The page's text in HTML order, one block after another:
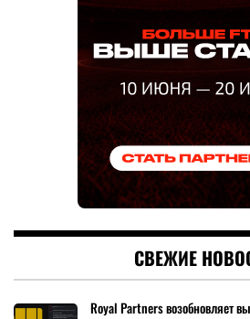
СВЕЖИЕ
Royal Partners возобновляет